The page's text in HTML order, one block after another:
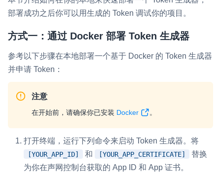
部署成功之后你可以用生成的 Token 调试你的项目。
方式一：通过 Docker 部署 Token 生成器
参考以下步骤在本地部署一个基于 Docker 的 Token 生成器
并申请 Token：
注意
在开始前，请确保你已安装 Docker 。
打开终端，运行下列命令来启动 Token 生成器。将
[YOUR_APP_ID] 和 [YOUR_APP_CERTIFICATE]
替换
为你在声网控制台获取的 App ID 和 App 证书。